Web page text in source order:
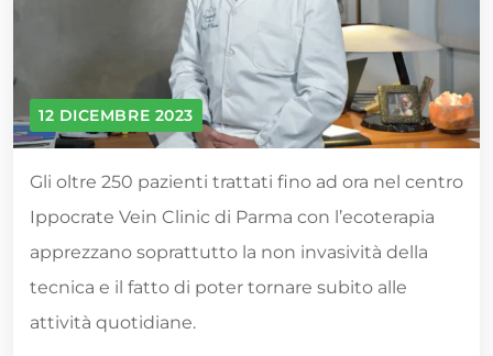
12 DICEMBRE 2023
Gli oltre 250 pazienti trattati fino ad ora nel centro
Ippocrate Vein Clinic di Parma con l’ecoterapia
apprezzano soprattutto la non invasività della
tecnica e il fatto di poter tornare subito alle
attività quotidiane.